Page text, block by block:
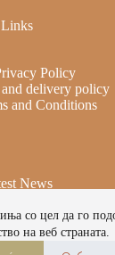
со цел да го
на веб страната.
Links
Policy
delivery policy
and Conditions
News
and when to